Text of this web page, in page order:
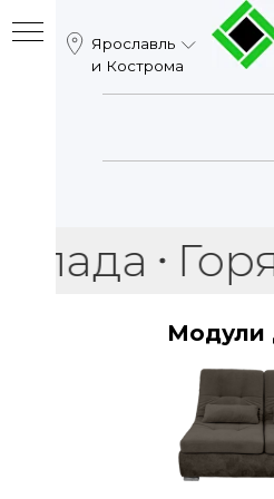
Ярославль
и Кострома
Горячая
Модули